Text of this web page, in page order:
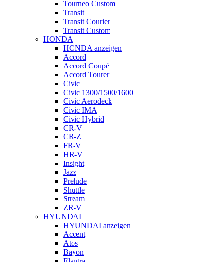
Tourneo Custom
Transit
Transit Courier
Transit Custom
HONDA
HONDA anzeigen
Accord
Accord Coupé
Accord Tourer
Civic
Civic 1300/1500/1600
Civic Aerodeck
Civic IMA
Civic Hybrid
CR-V
CR-Z
FR-V
HR-V
Insight
Jazz
Prelude
Shuttle
Stream
ZR-V
HYUNDAI
HYUNDAI anzeigen
Accent
Atos
Bayon